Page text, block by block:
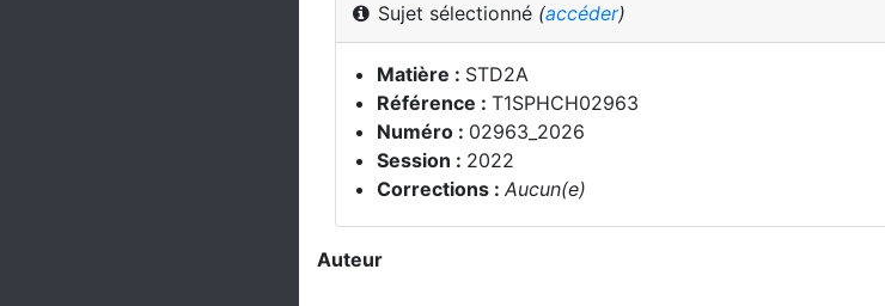
Sujet sélectionné (accéder)
Matière : STD2A
Référence : T1SPHCH02963
Numéro : 02963_2026
Session : 2022
Corrections : Aucun(e)
Auteur